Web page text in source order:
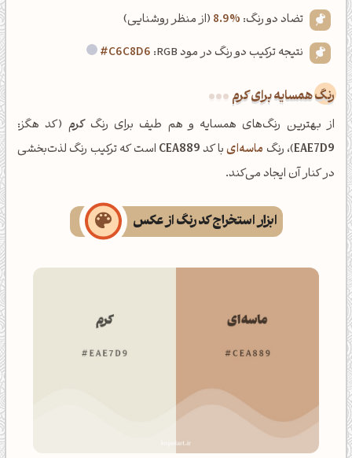
تضاد دو رنگ: 8.9% (از منظر روشنایی)
نتیجه ترکیب دو رنگ در مود RGB:
#C6C8D6
رنگ همسایه برای کرم
از بهترین رنگ‌های همسایه و هم طیف برای رنگکرم (کد هگز:
EAE7D9)، رنگ ماسه‌ایبا کدCEA889 است که ترکیب رنگ لذت‌بخشی
در کنار آن ایجاد می‌کند.
ابزار استخراج کد رنگ از عکس